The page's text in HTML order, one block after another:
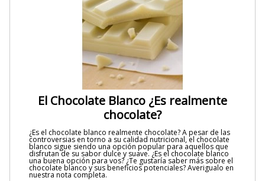
El Chocolate Blanco ¿Es realmente
chocolate?
¿Es el chocolate blanco realmente chocolate? A pesar de las
controversias en torno a su calidad nutricional, el chocolate
blanco sigue siendo una opción popular para aquellos que
disfrutan de su sabor dulce y suave. ¿Es el chocolate blanco
una buena opción para vos? ¿Te gustaría saber más sobre el
chocolate blanco y sus beneficios potenciales? Averigualo en
nuestra nota completa.